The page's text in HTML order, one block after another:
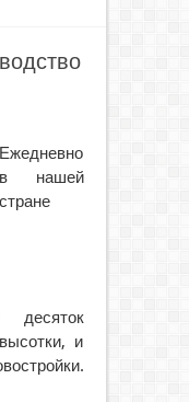
Ежедневно
в нашей
стране
десяток
и